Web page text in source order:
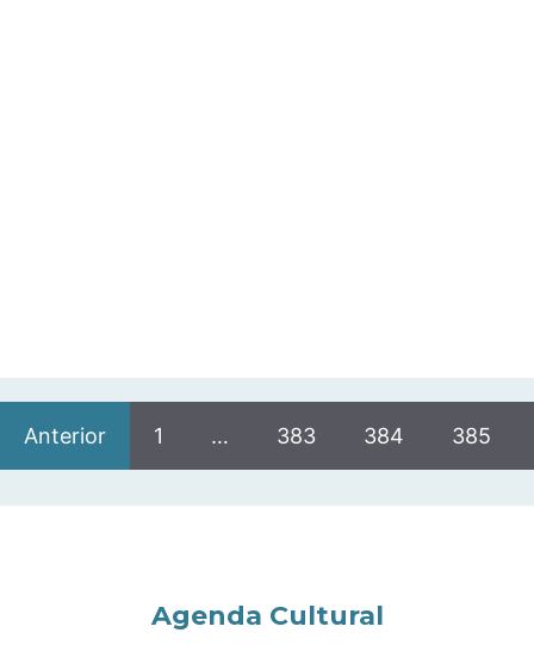
Anterior 1 … 383 384 385
Agenda Cultural